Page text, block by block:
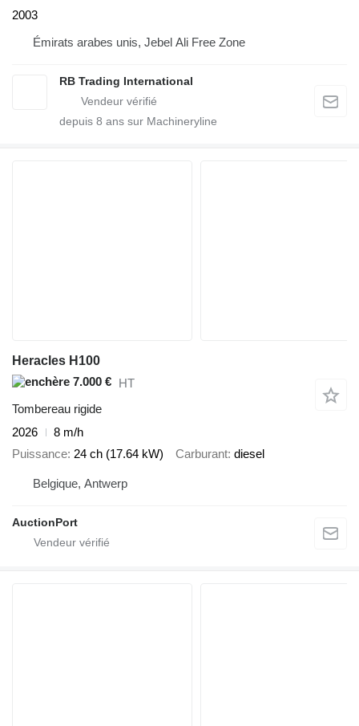
2003
Émirats arabes unis, Jebel Ali Free Zone
RB Trading International
depuis 8 ans sur Machineryline
Heracles H100
7.000 € HT
Tombereau rigide
2026
8 m/h
Puissance 24 ch (17.64 kW) Carburant diesel
Belgique, Antwerp
AuctionPort